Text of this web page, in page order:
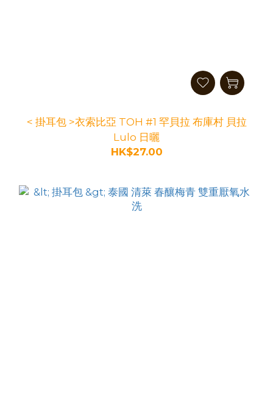
< 掛耳包 >衣索比亞 TOH #1 罕貝拉 布庫村 貝拉
Lulo 日曬
HK$27.00